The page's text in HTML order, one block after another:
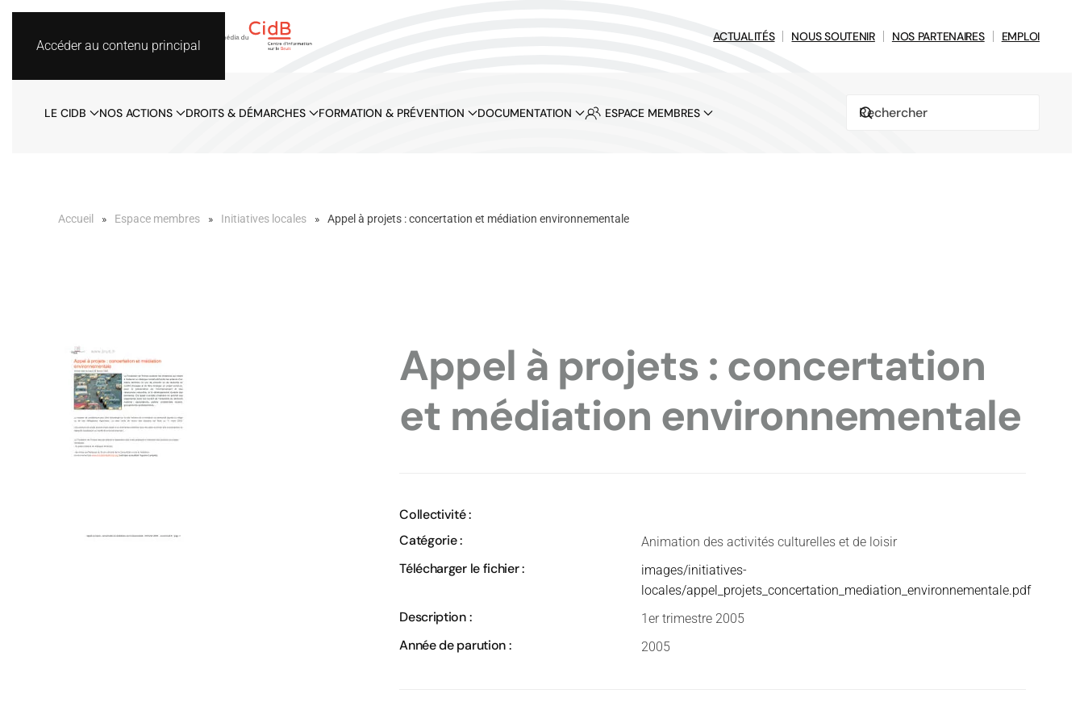
Accéder au contenu principal
ACTUALITÉS NOUS SOUTENIR NOS PARTENAIRES EMPLOI
LE CIDB NOS ACTIONS DROITS & DÉMARCHES FORMATION & PRÉVENTION DOCUMENTATION ESPACE MEMBRES
Accueil Espace membres Initiatives locales Appel à projets : concertation et médiation environnementale
Appel à projets : concertation
et médiation environnementale
Collectivité :
Catégorie :
Animation des activités culturelles et de loisir
Télécharger le fichier :
images/initiatives-
locales/appel_projets_concertation_mediation_environnementale.pdf
Description : 1er trimestre 2005
Année de parution : 2005